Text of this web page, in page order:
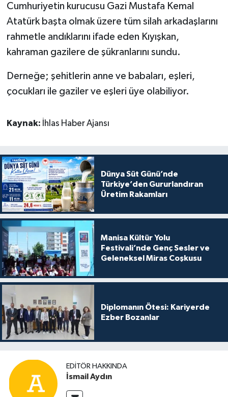
Cumhuriyetin kurucusu Gazi Mustafa Kemal
Atatürk başta olmak üzere tüm silah arkadaşlarını
rahmetle andıklarını ifade eden Kıyışkan,
kahraman gazilere de şükranlarını sundu.
Derneğe; şehitlerin anne ve babaları, eşleri,
çocukları ile gaziler ve eşleri üye olabiliyor.
Kaynak: İhlas Haber Ajansı
Dünya Süt Günü’nde
Türkiye’den Gururlandıran
Üretim Rakamları
Manisa Kültür Yolu
Festivali’nde Genç Sesler ve
Geleneksel Miras Coşkusu
Diplomanın Ötesi: Kariyerde
Ezber Bozanlar
EDITÖR HAKKINDA
İsmail Aydın